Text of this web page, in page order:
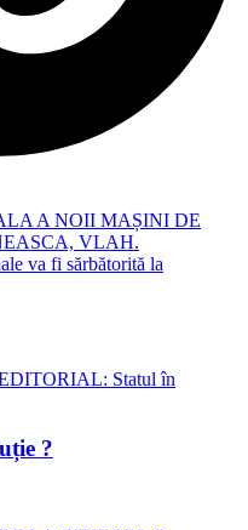
A NOII MAȘINI DE
VLAH.
va fi sărbătorită la
?